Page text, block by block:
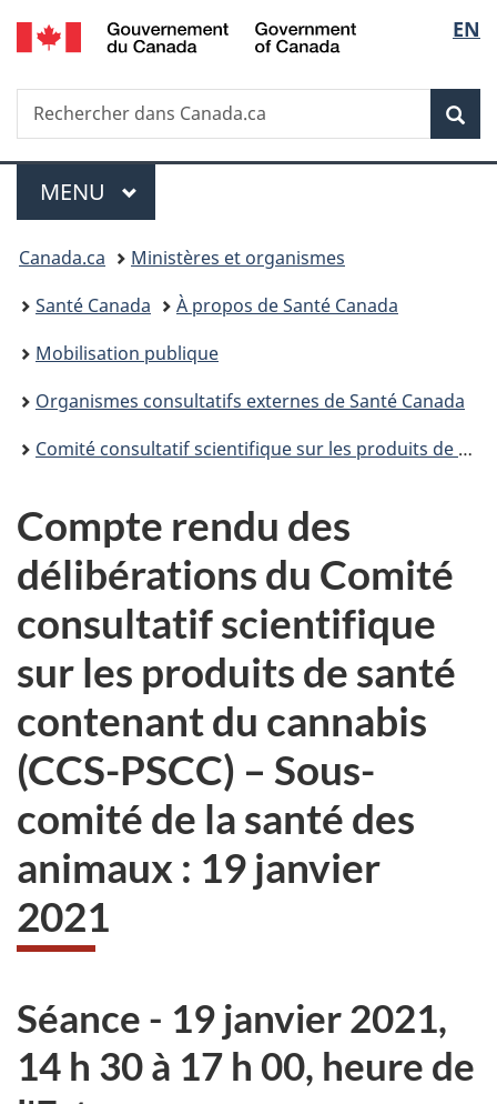
Passer
au
principal
Passer
à
Au
du
Passer
à
version
simplifiée
de
la
EN
Recherche
Rechercher
dans
Menu
MENU PRINCIPAL
Vous
êtes
ici :
Canada.ca
Ministères et organismes
Santé Canada
À propos de Santé Canada
Mobilisation publique
Organismes consultatifs externes de Santé Canada
Comité consultatif scientifique sur les produits de santé contenant du cannabis
Compte rendu des
délibérations du Comité
consultatif scientifique
sur les produits de santé
contenant du cannabis
(CCS-PSCC) – Sous-
comité de la santé des
animaux : 19 janvier
2021
Séance - 19 janvier 2021,
14 h 30 à 17 h 00, heure de